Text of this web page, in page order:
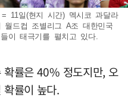
11일(현지 시간) 멕시코 과달라
월드컵 조별리그 A조 대한민국
이 태극기를 펼치고 있다.
확률은 40% 정도지만, 오
률이 높다.